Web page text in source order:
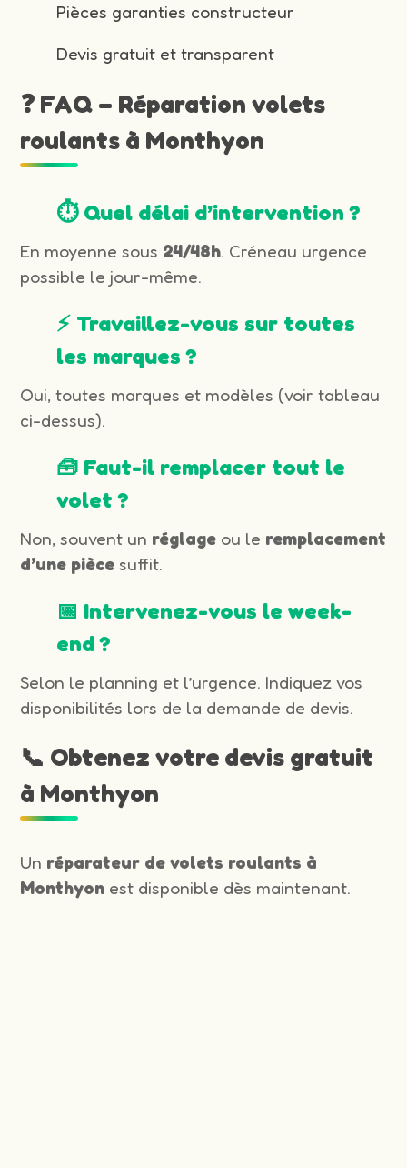
Pièces garanties constructeur
Devis gratuit et transparent
❓ FAQ – Réparation volets
roulants à Monthyon
⏱️ Quel délai d’intervention ?
En moyenne sous 24/48h. Créneau urgence
possible le jour-même.
⚡ Travaillez-vous sur toutes
les marques ?
Oui, toutes marques et modèles (voir tableau
ci-dessus).
🧰 Faut-il remplacer tout le
volet ?
Non, souvent un réglage ou le remplacement
d’une pièce suffit.
📅 Intervenez-vous le week-
end ?
Selon le planning et l’urgence. Indiquez vos
disponibilités lors de la demande de devis.
📞 Obtenez votre devis gratuit
à Monthyon
Un réparateur de volets roulants à
Monthyon est disponible dès maintenant.